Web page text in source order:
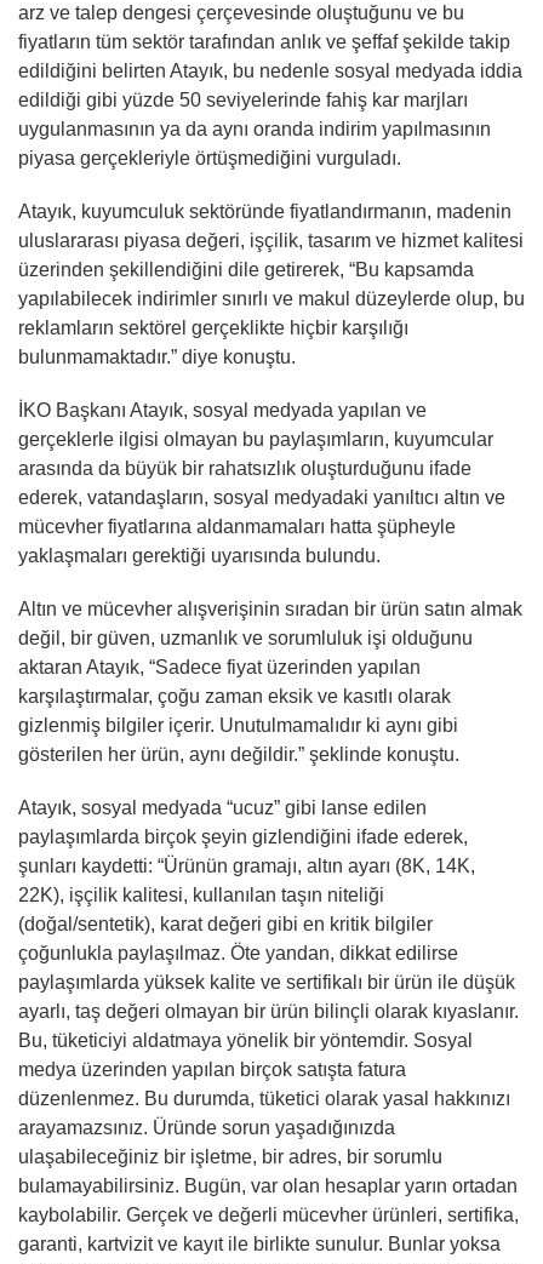
arz ve talep dengesi çerçevesinde oluştuğunu ve bu
fiyatların tüm sektör tarafından anlık ve şeffaf şekilde takip
edildiğini belirten Atayık, bu nedenle sosyal medyada iddia
edildiği gibi yüzde 50 seviyelerinde fahiş kar marjları
uygulanmasının ya da aynı oranda indirim yapılmasının
piyasa gerçekleriyle örtüşmediğini vurguladı.
Atayık, kuyumculuk sektöründe fiyatlandırmanın, madenin
uluslararası piyasa değeri, işçilik, tasarım ve hizmet kalitesi
üzerinden şekillendiğini dile getirerek, “Bu kapsamda
yapılabilecek indirimler sınırlı ve makul düzeylerde olup, bu
reklamların sektörel gerçeklikte hiçbir karşılığı
bulunmamaktadır.” diye konuştu.
İKO Başkanı Atayık, sosyal medyada yapılan ve
gerçeklerle ilgisi olmayan bu paylaşımların, kuyumcular
arasında da büyük bir rahatsızlık oluşturduğunu ifade
ederek, vatandaşların, sosyal medyadaki yanıltıcı altın ve
mücevher fiyatlarına aldanmamaları hatta şüpheyle
yaklaşmaları gerektiği uyarısında bulundu.
Altın ve mücevher alışverişinin sıradan bir ürün satın almak
değil, bir güven, uzmanlık ve sorumluluk işi olduğunu
aktaran Atayık, “Sadece fiyat üzerinden yapılan
karşılaştırmalar, çoğu zaman eksik ve kasıtlı olarak
gizlenmiş bilgiler içerir. Unutulmamalıdır ki aynı gibi
gösterilen her ürün, aynı değildir.” şeklinde konuştu.
Atayık, sosyal medyada “ucuz” gibi lanse edilen
paylaşımlarda birçok şeyin gizlendiğini ifade ederek,
şunları kaydetti: “Ürünün gramajı, altın ayarı (8K, 14K,
22K), işçilik kalitesi, kullanılan taşın niteliği
(doğal/sentetik), karat değeri gibi en kritik bilgiler
çoğunlukla paylaşılmaz. Öte yandan, dikkat edilirse
paylaşımlarda yüksek kalite ve sertifikalı bir ürün ile düşük
ayarlı, taş değeri olmayan bir ürün bilinçli olarak kıyaslanır.
Bu, tüketiciyi aldatmaya yönelik bir yöntemdir. Sosyal
medya üzerinden yapılan birçok satışta fatura
düzenlenmez. Bu durumda, tüketici olarak yasal hakkınızı
arayamazsınız. Üründe sorun yaşadığınızda
ulaşabileceğiniz bir işletme, bir adres, bir sorumlu
bulamayabilirsiniz. Bugün, var olan hesaplar yarın ortadan
kaybolabilir. Gerçek ve değerli mücevher ürünleri, sertifika,
garanti, kartvizit ve kayıt ile birlikte sunulur. Bunlar yoksa